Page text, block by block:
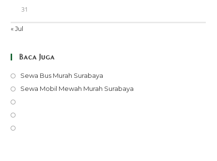
31
« Jul
Baca Juga
Sewa Bus Murah Surabaya
in
Sewa Mobil Mewah Murah Surabaya